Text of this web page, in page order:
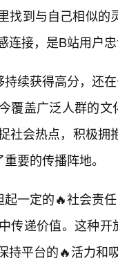
找到与自己相似
连接，是B站用户
续获得高分，还
覆盖广泛人群的
社会热点，积极
要的传播阵地。
一定的🔥社会责
传递价值。这种
持平台的🔥活力和